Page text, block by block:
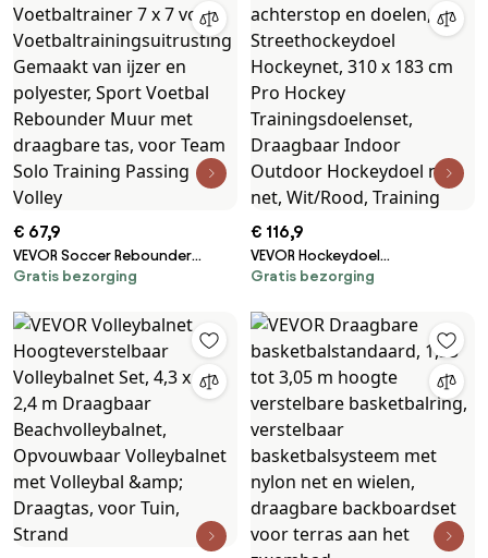
krijtborstel
€ 67,9
VEVOR Soccer Rebounder
Draagbare Voetbaltrainer 7 x 7
Voetbaltrainingsuitrusting
Gemaakt van ijzer en polyester,
Sport Voetbal Rebounder Muur
met draagbare tas, voor Team
Solo Training Passing Volley
Gratis bezorging
€ 116,9
VEVOR Hockeydoel
Streethockeynet met
Streethockeydoel Hockeynet,
310 x 183 cm Pro Hockey
Trainingsdoelenset, Draagbaar
Indoor Outdoor Hockeydoel
met net, Wit/Rood, Training
Gratis bezorging